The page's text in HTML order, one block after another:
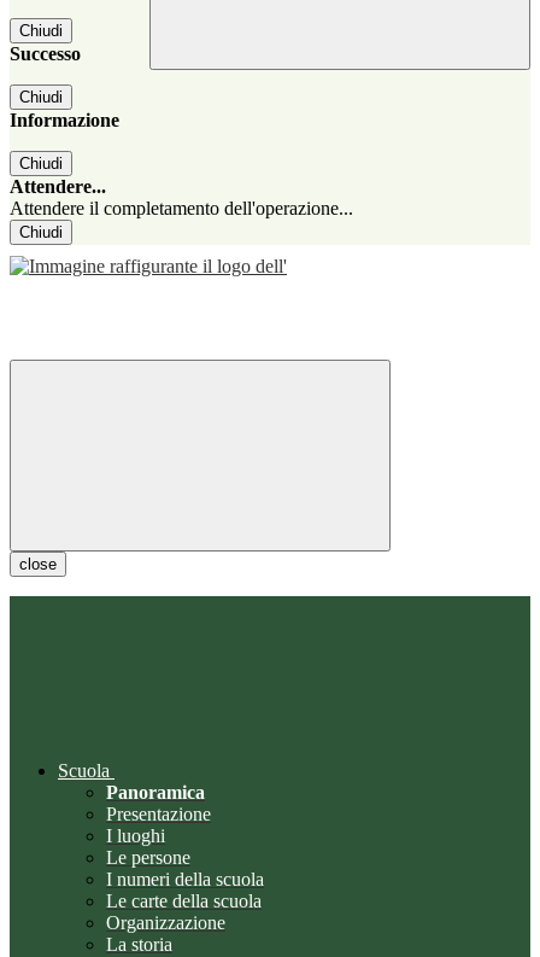
Chiudi
Successo
Chiudi
Informazione
Chiudi
Attendere...
Attendere il completamento dell'operazione...
Chiudi
close
Scuola
Panoramica
Presentazione
I luoghi
Le persone
I numeri della scuola
Le carte della scuola
Organizzazione
La storia